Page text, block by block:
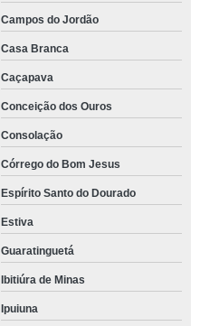
Campos do Jordão
Casa Branca
Caçapava
Conceição dos Ouros
Consolação
Córrego do Bom Jesus
Espírito Santo do Dourado
Estiva
Guaratinguetá
Ibitiúra de Minas
Ipuiuna